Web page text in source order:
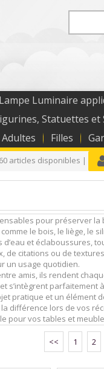
Lampe Luminaire
Statuettes et
Adultes Filles
articles disponibles |
pour préserver
le bois, le liège, le
et éclaboussures,
de citations ou de
un usage quotidien.
amis, ils rendent
s’intègrent parfaitement
pratique et un élément
différence lors de vos
pour vos tables et
<< 1 2